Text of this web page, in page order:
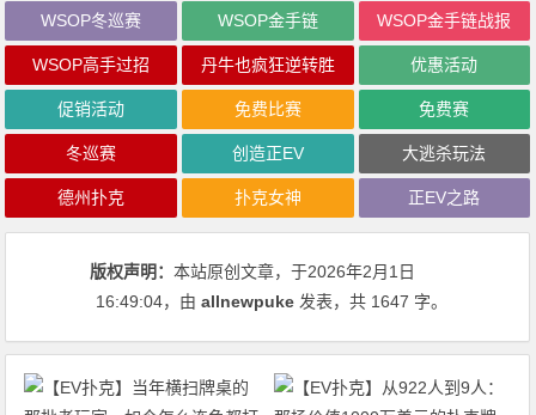
WSOP冬巡赛 WSOP金手链 WSOP金手链战报
WSOP高手过招 丹牛也疯狂逆转胜 优惠活动
促销活动 免费比赛 免费赛
冬巡赛 创造正EV 大逃杀玩法
德州扑克 扑克女神 正EV之路
版权声明：本站原创文章，于2026年2月1日
16:49:04，由allnewpuke 发表，共 1647 字。